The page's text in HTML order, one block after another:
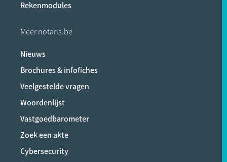
Rekenmodules
Meer notaris.be
Nieuws
Brochures & infofiches
Veelgestelde vragen
Woordenlijst
Vastgoedbarometer
Zoek een akte
Cybersecurity